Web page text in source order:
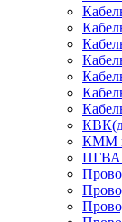
КММ
ПГВА